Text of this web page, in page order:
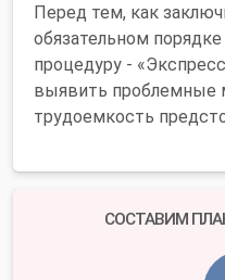
Перед тем, как
обязательном
процедуру -
выявить проблемные
трудоемкость
СОСТАВИМ